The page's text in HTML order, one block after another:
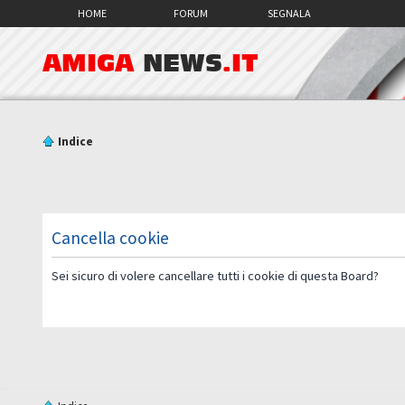
HOME FORUM SEGNALA
AMIGA NEWS.IT
Indice
Cancella cookie
Sei sicuro di volere cancellare tutti i cookie di questa Board?